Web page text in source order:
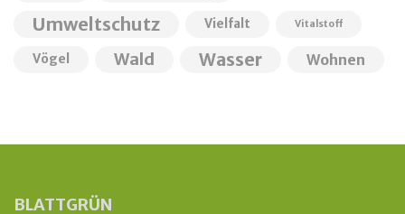
Umweltschutz Vielfalt Vitalstoff
Vögel Wald Wasser Wohnen
BLATTGRÜN